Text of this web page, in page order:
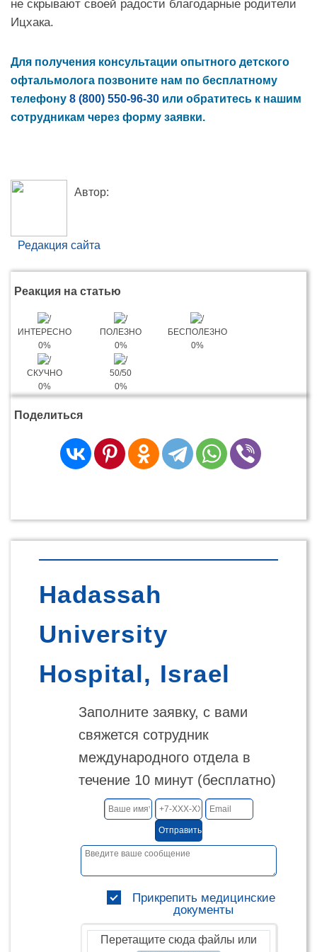
не скрывают своей радости благодарные родители
Ицхака.
Для получения консультации опытного детского
офтальмолога позвоните нам по бесплатному
телефону ‎‎8 (800) 550-96-30 или обратитесь к нашим
сотрудникам через форму заявки.
Автор:
Редакция сайта
Реакция на статью
ИНТЕРЕСНО
0%
ПОЛЕЗНО
0%
БЕСПОЛЕЗНО
0%
СКУЧНО
0%
50/50
0%
Поделиться
Hadassah
University
Hospital, Israel
Заполните заявку, с вами
свяжется сотрудник
международного отдела в
течение 10 минут (бесплатно)
Отправить
Прикрепить медицинские
документы
Перетащите сюда файлы или